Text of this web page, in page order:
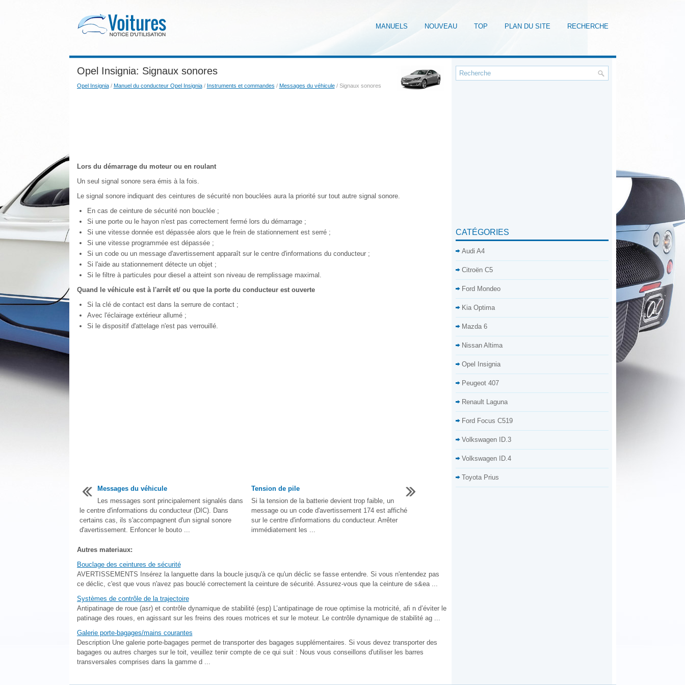
MANUELS NOUVEAU TOP PLAN DU SITE RECHERCHE
Opel Insignia: Signaux sonores
Opel Insignia/ Manuel du conducteur Opel Insignia/ Instruments et commandes / Messages du véhicule/ Signaux sonores
Lors du démarrage du moteur ou en roulant
Un seul signal sonore sera émis à la fois.
Le signal sonore indiquant des ceintures de sécurité non bouclées aura la priorité sur tout autre signal sonore.
En cas de ceinture de sécurité non bouclée ;
Si une porte ou le hayon n'est pas correctement fermé lors du démarrage ;
Si une vitesse donnée est dépassée alors que le frein de stationnement est serré ;
Si une vitesse programmée est dépassée ;
Si un code ou un message d'avertissement apparaît sur le centre d'informations du conducteur ;
Si l'aide au stationnement détecte un objet ;
Si le filtre à particules pour diesel a atteint son niveau de remplissage maximal.
Quand le véhicule est à l'arrêt et/ ou que la porte du conducteur est ouverte
Si la clé de contact est dans la serrure de contact ;
Avec l'éclairage extérieur allumé ;
Si le dispositif d'attelage n'est pas verrouillé.
Messages du véhicule
Les messages sont principalement signalés dans
le centre d'informations du conducteur (DIC). Dans
certains cas, ils s'accompagnent d'un signal sonore
d'avertissement. Enfoncer le bouto ...
Tension de pile
Si la tension de la batterie devient trop faible, un
message ou un code d'avertissement 174 est affiché
sur le centre d'informations du conducteur. Arrêter
immédiatement les ...
Autres materiaux:
Bouclage des ceintures de sécurité
AVERTISSEMENTS Insérez la languette dans la boucle jusqu'à ce qu'un déclic se fasse entendre. Si vous n'entendez pas
ce déclic, c'est que vous n'avez pas bouclé correctement la ceinture de sécurité. Assurez-vous que la ceinture de s&ea ...
Systèmes de contrôle de la trajectoire
Antipatinage de roue (asr) et contrôle dynamique de stabilité (esp) L’antipatinage de roue optimise la motricité, afi n d’éviter le
patinage des roues, en agissant sur les freins des roues motrices et sur le moteur. Le contrôle dynamique de stabilité ag ...
Galerie porte-bagages/mains courantes
Description Une galerie porte-bagages permet de transporter des bagages supplémentaires. Si vous devez transporter des
bagages ou autres charges sur le toit, veuillez tenir compte de ce qui suit : Nous vous conseillons d'utiliser les barres
transversales comprises dans la gamme d ...
CATÉGORIES
Audi A4
Citroën C5
Ford Mondeo
Kia Optima
Mazda 6
Nissan Altima
Opel Insignia
Peugeot 407
Renault Laguna
Ford Focus C519
Volkswagen ID.3
Volkswagen ID.4
Toyota Prius